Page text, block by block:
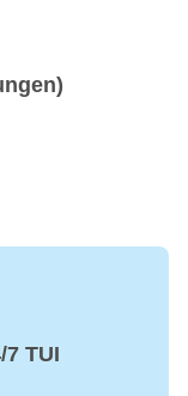
TUI